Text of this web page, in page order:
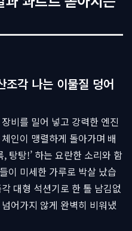
조각 나는 이물질 덩어
비를 밀어 넣고 강력한 엔진
인이 맹렬하게 돌아가며 배
탕탕!’ 하는 요란한 소리와 함
이 미세한 가루로 박살 났습
대형 석션기로 한 톨 남김없
어가지 않게 완벽히 비워냈